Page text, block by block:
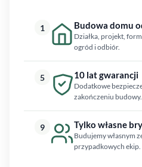
1 Budowa domu
Działka, projekt,
ogród i odbiór.
5 10 lat gwarancji
Dodatkowe
zakończeniu budowy.
9 Tylko własne
Budujemy własnym
przypadkowych ekip.